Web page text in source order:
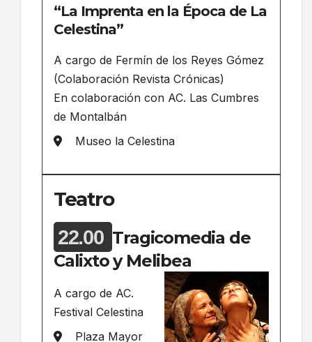
“La Imprenta en la Época de La
Celestina”
A cargo de Fermín de los Reyes Gómez
(Colaboración Revista Crónicas)
En colaboración con AC. Las Cumbres
de Montalbán
Museo la Celestina
Teatro
22.00 Tragicomedia de
Calixto y Melibea
A cargo de AC.
Festival Celestina
Plaza Mayor